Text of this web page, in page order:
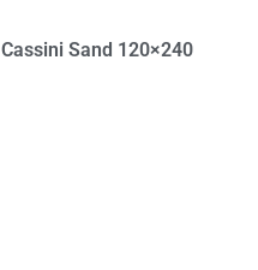
Cassini Sand 120×240